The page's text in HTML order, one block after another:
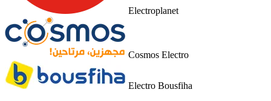
Electroplanet
Cosmos Electro
Electro Bousfiha